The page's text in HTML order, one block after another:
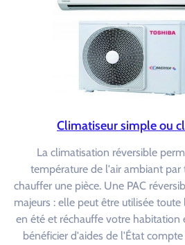
Climatiseur simple ou
La climatisation réversible
température de l'air ambiant par
chauffer une pièce. Une PAC
majeurs : elle peut être utilisée
en été et réchauffe votre habitation
bénéficier d'aides de l'État